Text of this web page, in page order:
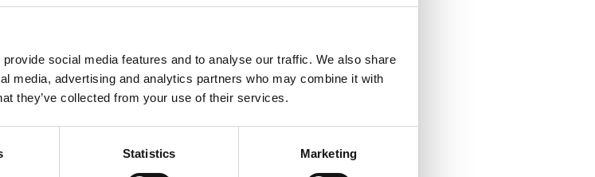
social media features and to analyse our traffic. We also share
media, advertising and analytics partners who may combine it with
they’ve collected from your use of their services.
Statistics Marketing
Otvorené :Sezonsko
Vzdialenosť od centra: